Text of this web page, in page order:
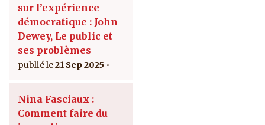
sur l’expérience
démocratique : John
Dewey, Le public et
ses problèmes
21 Sep 2025
Nina Fasciaux :
Comment faire du